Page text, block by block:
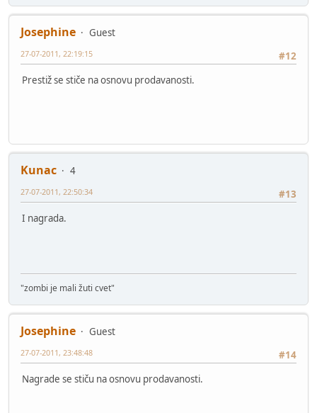
Josephine
Guest
#12
27-07-2011, 22:19:15
Prestiž se stiče na osnovu prodavanosti.
Kunac
4
#13
27-07-2011, 22:50:34
I nagrada.
"zombi je mali žuti cvet"
Josephine
Guest
#14
27-07-2011, 23:48:48
Nagrade se stiču na osnovu prodavanosti.